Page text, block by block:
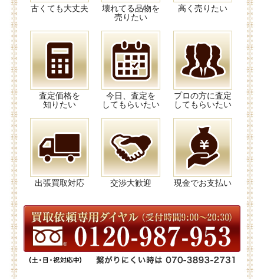
古くても大丈夫
壊れてる品物を
売りたい
高く売りたい
査定価格を
知りたい
今日、査定を
してもらいたい
プロの方に査定
してもらいたい
出張買取対応 交渉大歓迎 現金でお支払い